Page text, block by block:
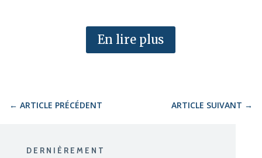
En lire plus
← ARTICLE PRÉCÉDENT ARTICLE SUIVANT →
DERNIÈREMENT